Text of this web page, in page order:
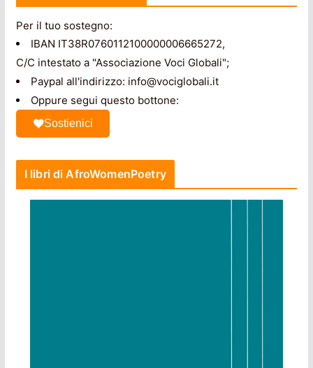
Per il tuo sostegno:
IBAN IT38R0760112100000006665272,
C/C intestato a "Associazione Voci Globali";
Paypal all'indirizzo: info@vociglobali.it
Oppure segui questo bottone:
Sostienici
I libri di AfroWomenPoetry